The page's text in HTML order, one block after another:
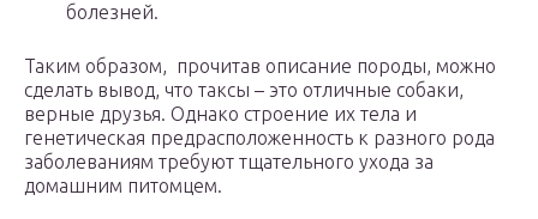
болезней.
Таким образом, прочитав описание породы, можно
сделать вывод, что таксы – это отличные собаки,
верные друзья. Однако строение их тела и
генетическая предрасположенность к разного рода
заболеваниям требуют тщательного ухода за
домашним питомцем.